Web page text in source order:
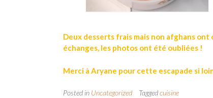
Deux desserts frais mais non afghans ont
échanges, les photos ont été oubliées !
Merci à Aryane pour cette escapade si
Posted in Uncategorized Taggedcuisine